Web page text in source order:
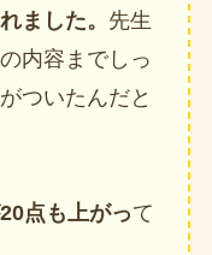
ました。 先生
内容までしっ
ついたんだと
点も上がって